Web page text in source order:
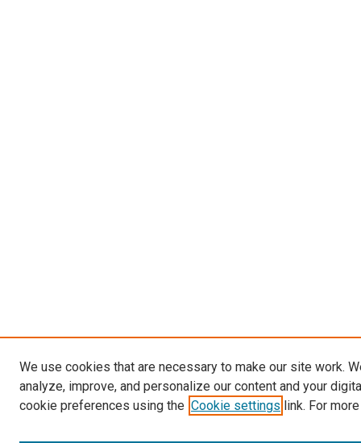
We use cookies that are necessary to make our site work.
analyze, improve, and personalize our content and your
cookie preferences using the Cookie settings link. For